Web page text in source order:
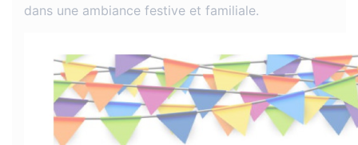
dans une ambiance festive et familiale.